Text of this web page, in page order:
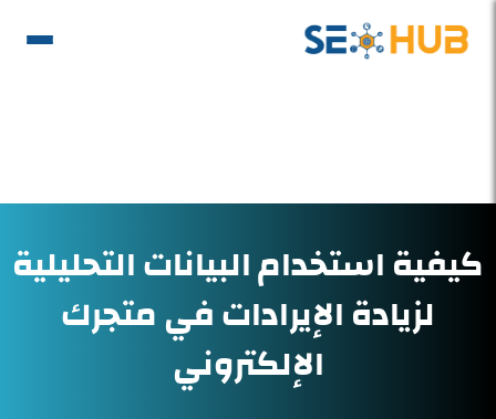
كيفية استخدام البيانات التحليلية
لزيادة الإيرادات في متجرك
الإلكتروني